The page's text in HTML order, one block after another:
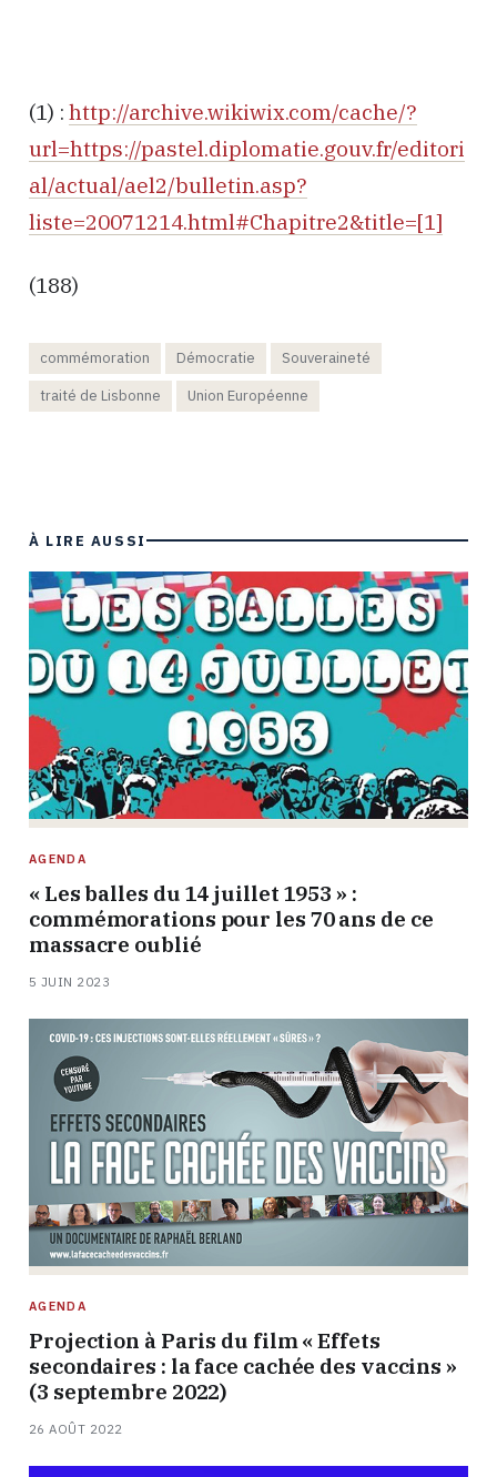
(1) : http://archive.wikiwix.com/cache/?
url=https://pastel.diplomatie.gouv.fr/editori
al/actual/ael2/bulletin.asp?
liste=20071214.html#Chapitre2&title=[1]
(188)
commémoration Démocratie
Souveraineté
traité de Lisbonne
Union Européenne
À LIRE AUSSI
AGENDA
« Les balles du 14 juillet 1953 » :
commémorations pour les 70 ans de ce
massacre oublié
5 JUIN 2023
AGENDA
Projection à Paris du film « Effets
secondaires : la face cachée des vaccins »
(3 septembre 2022)
26 AOÛT 2022